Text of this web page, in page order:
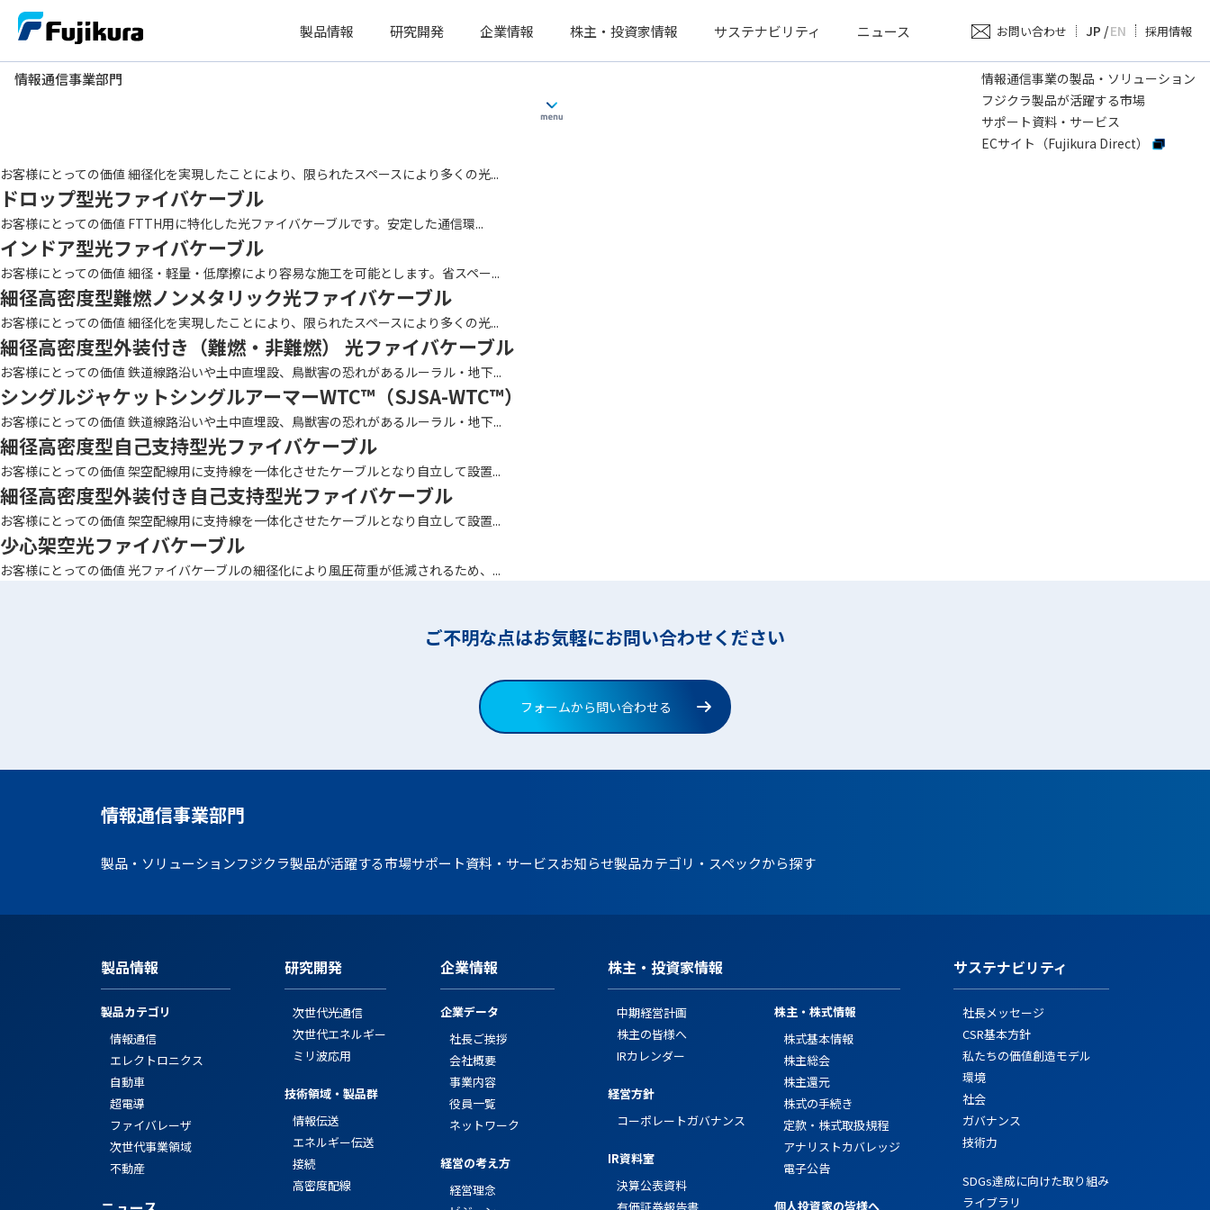
Skip
製品情報 研究開発 企業情報 株主・投資家情報 サステナビリティ ニュース お問い合わせ JP /EN 採用情報
情報通信事業部門
情報通信事業の製品・ソリューション
フジクラ製品が活躍する市場
サポート資料・サービス
ECサイト（Fujikura Direct）
お客様にとっての価値 細径化を実現したことにより、限られたスペースにより多くの光...
ドロップ型光ファイバケーブル
お客様にとっての価値 FTTH用に特化した光ファイバケーブルです。安定した通信環...
インドア型光ファイバケーブル
お客様にとっての価値 細径・軽量・低摩擦により容易な施工を可能とします。省スペー...
細径高密度型難燃ノンメタリック光ファイバケーブル
お客様にとっての価値 細径化を実現したことにより、限られたスペースにより多くの光...
細径高密度型外装付き（難燃・非難燃） 光ファイバケーブル
お客様にとっての価値 鉄道線路沿いや土中直埋設、鳥獣害の恐れがあるルーラル・地下...
シングルジャケットシングルアーマーWTC™（SJSA-WTC™）
お客様にとっての価値 鉄道線路沿いや土中直埋設、鳥獣害の恐れがあるルーラル・地下...
細径高密度型自己支持型光ファイバケーブル
お客様にとっての価値 架空配線用に支持線を一体化させたケーブルとなり自立して設置...
細径高密度型外装付き自己支持型光ファイバケーブル
お客様にとっての価値 架空配線用に支持線を一体化させたケーブルとなり自立して設置...
少心架空光ファイバケーブル
お客様にとっての価値 光ファイバケーブルの細径化により風圧荷重が低減されるため、...
ご不明な点はお気軽にお問い合わせください
フォームから問い合わせる
情報通信事業部門
製品・ソリューションフジクラ製品が活躍する市場サポート資料・サービスお知らせ製品カテゴリ・スペックから探す
製品情報
製品カテゴリ
情報通信
エレクトロニクス
自動車
超電導
ファイバレーザ
次世代事業領域
不動産
研究開発
次世代光通信
次世代エネルギー
ミリ波応用
技術領域・製品群
情報伝送
エネルギー伝送
接続
高密度配線
企業情報
企業データ
社長ご挨拶
会社概要
事業内容
役員一覧
ネットワーク
経営の考え方
経営理念
株主・投資家情報
中期経営計画
株主の皆様へ
IRカレンダー
経営方針
コーポレートガバナンス
IR資料室
決算公表資料
有価証券報告書
株主・株式情報
株式基本情報
株主総会
株主還元
株式の手続き
定款・株式取扱規程
アナリストカバレッジ
電子公告
個人投資家の皆様へ
サステナビリティ
社長メッセージ
CSR基本方針
私たちの価値創造モデル
環境
社会
ガバナンス
技術力
SDGs達成に向けた取り組み
ライブラリ